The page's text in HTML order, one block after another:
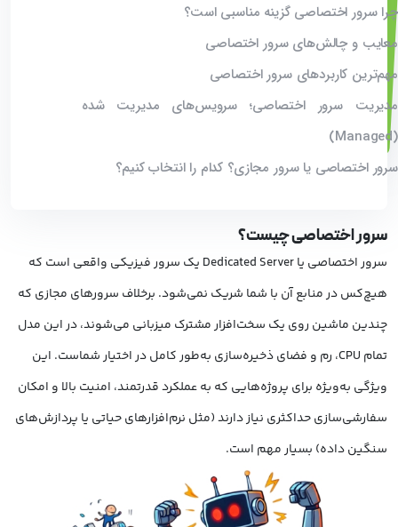
چرا سرور اختصاصی گزینه مناسبی است؟
معایب و چالش‌های سرور اختصاصی
مهم‌ترین کاربردهای سرور اختصاصی
مدیریت سرور اختصاصی؛ سرویس‌های مدیریت‌ شده
(Managed)
سرور اختصاصی یا سرور مجازی؟ کدام را انتخاب کنیم؟
سرور اختصاصی چیست؟
سرور اختصاصی یاDedicated Server یک سرور فیزیکی واقعی است که
هیچ‌کس در منابع آن با شما شریک نمی‌شود. برخلاف سرورهای مجازی که
چندین ماشین روی یک سخت‌افزار مشترک میزبانی می‌شوند، در این مدل
تمام CPU، رم و فضای ذخیره‌سازی به‌طور کامل در اختیار شماست. این
ویژگی به‌ویژه برای پروژه‌هایی که به عملکرد قدرتمند، امنیت بالا و امکان
سفارشی‌سازی حداکثری نیاز دارند (مثل نرم‌افزارهای حیاتی یا پردازش‌های
سنگین داده) بسیار مهم است.